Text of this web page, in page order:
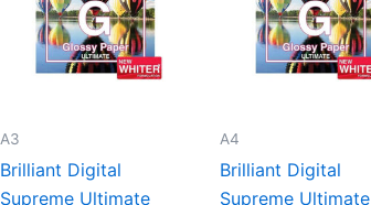
A3
Brilliant Digital
Supreme Ultimate
A4
Brilliant Digital
Supreme Ultimate